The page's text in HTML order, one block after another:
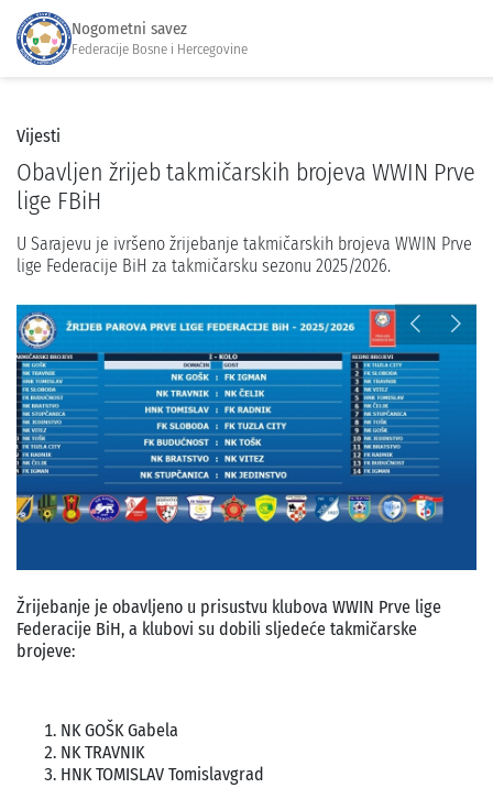
Nogometni savez
Federacije Bosne i Hercegovine
Vijesti
Obavljen žrijeb takmičarskih brojeva WWIN Prve
lige FBiH
U Sarajevu je ivršeno žrijebanje takmičarskih brojeva WWIN Prve
lige Federacije BiH za takmičarsku sezonu 2025/2026.
Žrijebanje je obavljeno u prisustvu klubova WWIN Prve lige
Federacije BiH, a klubovi su dobili sljedeće takmičarske
brojeve:
NK GOŠK Gabela
NK TRAVNIK
HNK TOMISLAV Tomislavgrad